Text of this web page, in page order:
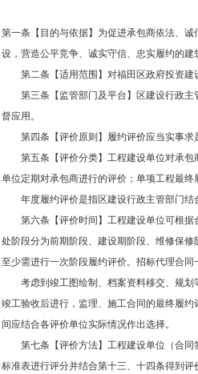
第一条【目的与依据】为促进承包商依法、
设，营造公平竞争、诚实守信、忠实履约的
第二条【适用范围】对福田区政府投资建
第三条【监管部门及平台】区建设行政主
督应用。
第四条【评价原则】履约评价应当实事求
第五条【评价分类】工程建设单位对承包
单位定期对承包商进行的评价；单项工程最
年度履约评价是指区建设行政主管部门结
第六条【评价时间】工程建设单位可根据
处阶段分为前期阶段、建设期阶段、维修保
至少需进行一次阶段履约评价。招标代理合
考虑到竣工图绘制、档案资料移交、规划
竣工验收后进行，监理、施工合同的最终履
间应结合各评价单位实际情况作出选择。
第七条【评价方法】工程建设单位（合同
标准表进行评分并结合第十三、十四条得到